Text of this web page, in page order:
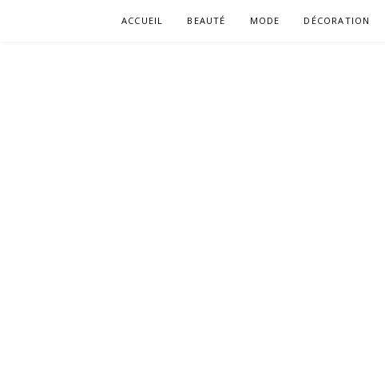
ACCUEIL BEAUTÉ MODE DÉCORATION